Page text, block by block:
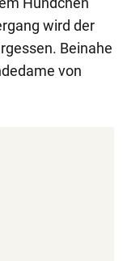
wird der
Beinahe
von